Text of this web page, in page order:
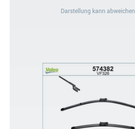
Darstellung kann abweichen